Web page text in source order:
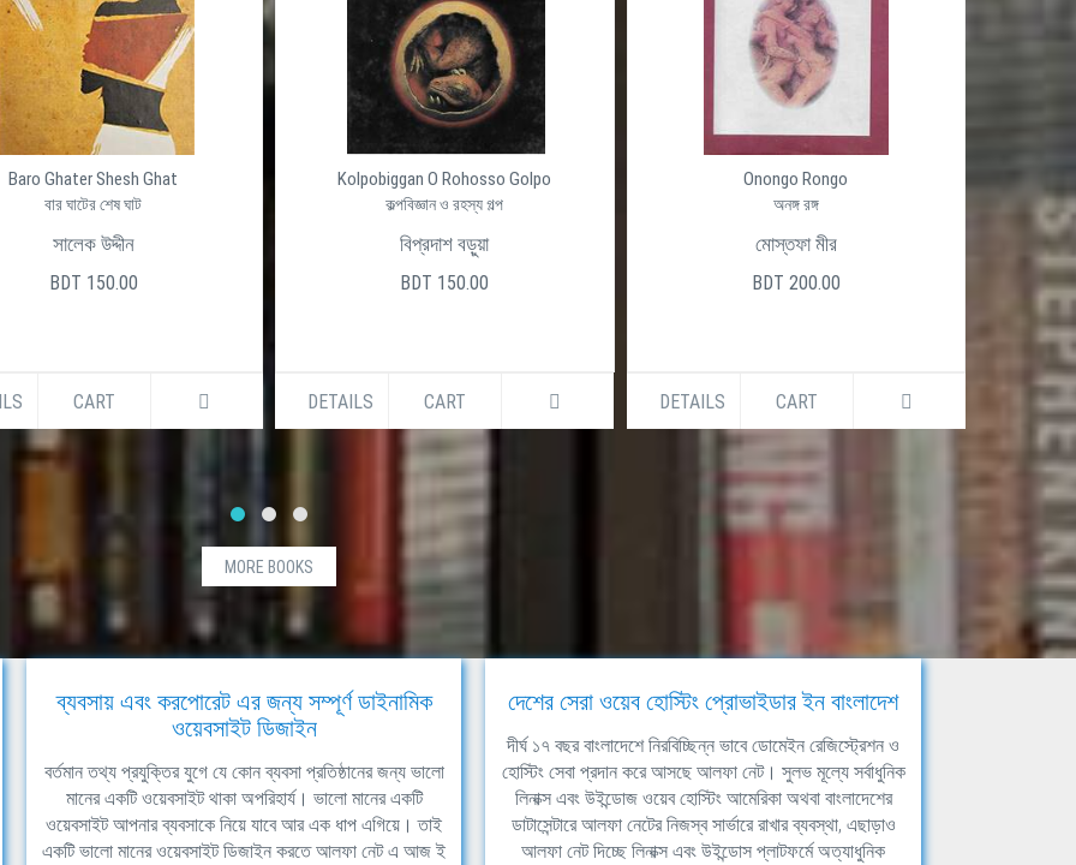
O Rohosso Golpo
কল্পবিজ্ঞান ও রহস্য গল্প
বিপ্রদাশ বড়ুয়া
BDT 150.00
CART
Onongo Rongo
অনঙ্গ রঙ্গ
মোস্তফা মীর
BDT 200.00
DETAILS CART
Ojogor (Okhondo)
অজগর
হরিপদ দত্ত
BDT 480.00
DETAILS CART DETAILS
MORE BOOKS
ব্যবসায় এবং করপোরেট এর জন্য সম্পূর্ণ ডাইনামিক
ওয়েবসাইট ডিজাইন
বর্তমান তথ্য প্রযুক্তির যুগে যে কোন ব্যবসা প্রতিষ্ঠানের জন্য ভালো
মানের একটি ওয়েবসাইট থাকা অপরিহার্য। ভালো মানের একটি
ওয়েবসাইট আপনার ব্যবসাকে নিয়ে যাবে আর এক ধাপ এগিয়ে। তাই
একটি ভালো মানের ওয়েবসাইট ডিজাইন করতে আলফা নেট এ আজ ই
দেশের সেরা ওয়েব হোস্টিং প্রোভাইডার ইন বাংলাদেশ
দীর্ঘ ১৭ বছর বাংলাদেশে নিরবিচ্ছিন্ন ভাবে ডোমেইন রেজিস্ট্রেশন ও
হোস্টিং সেবা প্রদান করে আসছে আলফা নেট। সুলভ মূল্যে সর্বাধুনিক
লিনাক্স এবং উইন্ডোজ ওয়েব হোস্টিং আমেরিকা অথবা বাংলাদেশের
ডাটাসেন্টারে আলফা নেটের নিজস্ব সার্ভারে রাখার ব্যবস্থা, এছাড়াও
আলফা নেট দিচ্ছে লিনাক্স এবং উইন্ডোস প্লাটফর্মে অত্যাধুনিক